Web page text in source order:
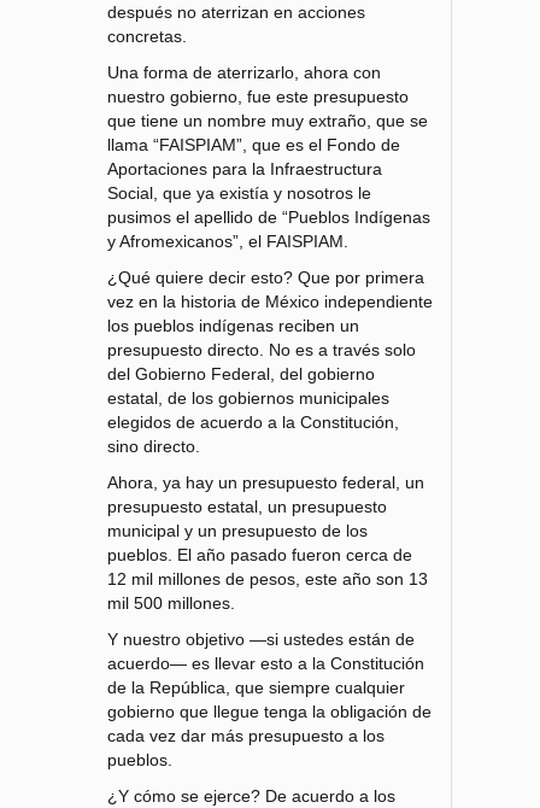
después no aterrizan en acciones
concretas.
Una forma de aterrizarlo, ahora con
nuestro gobierno, fue este presupuesto
que tiene un nombre muy extraño, que se
llama “FAISPIAM”, que es el Fondo de
Aportaciones para la Infraestructura
Social, que ya existía y nosotros le
pusimos el apellido de “Pueblos Indígenas
y Afromexicanos”, el FAISPIAM.
¿Qué quiere decir esto? Que por primera
vez en la historia de México independiente
los pueblos indígenas reciben un
presupuesto directo. No es a través solo
del Gobierno Federal, del gobierno
estatal, de los gobiernos municipales
elegidos de acuerdo a la Constitución,
sino directo.
Ahora, ya hay un presupuesto federal, un
presupuesto estatal, un presupuesto
municipal y un presupuesto de los
pueblos. El año pasado fueron cerca de
12 mil millones de pesos, este año son 13
mil 500 millones.
Y nuestro objetivo —si ustedes están de
acuerdo— es llevar esto a la Constitución
de la República, que siempre cualquier
gobierno que llegue tenga la obligación de
cada vez dar más presupuesto a los
pueblos.
¿Y cómo se ejerce? De acuerdo a los